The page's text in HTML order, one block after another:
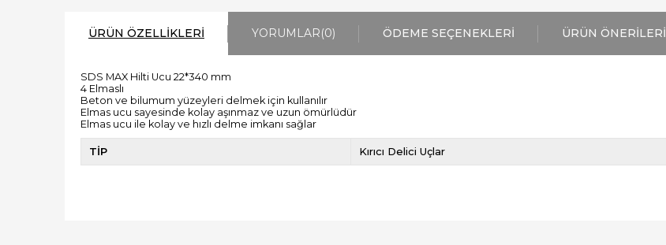
ÜRÜN ÖZELLIKLERI YORUMLAR(0) ÖDEME SEÇENEKLERI ÜRÜN ÖNERILERI
SDS MAX Hilti Ucu 22*340 mm
4 Elmaslı
Beton ve bilumum yüzeyleri delmek için kullanılır
Elmas ucu sayesinde kolay aşınmaz ve uzun ömürlüdür
Elmas ucu ile kolay ve hızlı delme imkanı sağlar
TİP Kırıcı Delici Uçlar